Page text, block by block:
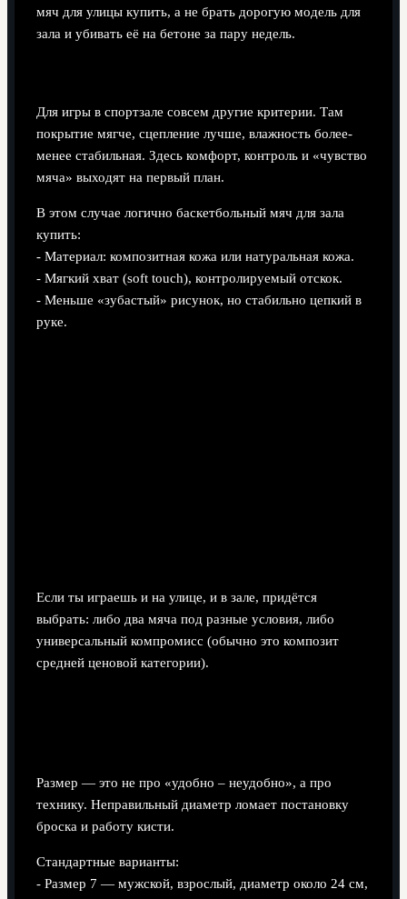
мяч для улицы купить, а не брать дорогую модель для
зала и убивать её на бетоне за пару недель.
Для игры в спортзале совсем другие критерии. Там
покрытие мягче, сцепление лучше, влажность более-
менее стабильная. Здесь комфорт, контроль и «чувство
мяча» выходят на первый план.
В этом случае логично баскетбольный мяч для зала
купить:
- Материал: композитная кожа или натуральная кожа.
- Мягкий хват (soft touch), контролируемый отскок.
- Меньше «зубастый» рисунок, но стабильно цепкий в
руке.
Если ты играешь и на улице, и в зале, придётся
выбрать: либо два мяча под разные условия, либо
универсальный компромисс (обычно это композит
средней ценовой категории).
Размер — это не про «удобно – неудобно», а про
технику. Неправильный диаметр ломает постановку
броска и работу кисти.
Стандартные варианты:
- Размер 7 — мужской, взрослый, диаметр около 24 см,